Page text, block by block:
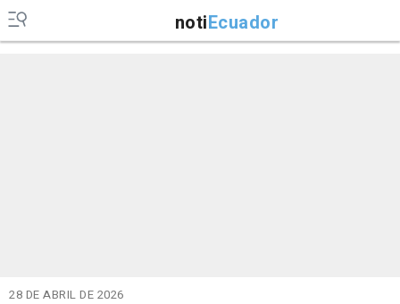
notiEcuador
28 DE ABRIL DE 2026